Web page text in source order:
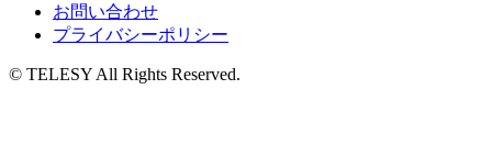
お問い合わせ
プライバシーポリシー
© TELESY All Rights Reserved.